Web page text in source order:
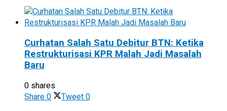
Curhatan Salah Satu Debitur BTN: Ketika
Restrukturisasi KPR Malah Jadi Masalah
Baru
0 shares
Share 0 Tweet 0